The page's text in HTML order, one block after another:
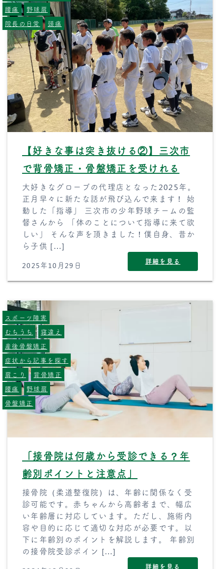
【好きな事は突き抜ける②】三次市
で背骨矯正・骨盤矯正を受けれる
大好きなグローブの代理店となった2025年。
正月早々に新たな話が飛び込んで来ます！ 始
動した「指導」 三次市の少年野球チームの監
督さんから 「体のことについて指導に来て欲
しい」 そんな声を頂きました！僕自身、昔か
ら子供 […]
2025年10月29日 詳細を見る
腰痛
野球肩
院長の日常
頭痛
「接骨院は何歳から受診できる？年
齢別ポイントと注意点」
接骨院（柔道整復院）は、年齢に関係なく受
診可能です。赤ちゃんから高齢者まで、幅広
い年齢層に対応しています。ただし、施術内
容や目的に応じて適切な対応が必要です。以
下に年齢別のポイントを解説します。 年齢別
の接骨院受診ポイン […]
詳細を見る
スポーツ障害
むちうち
寝違え
産後骨盤矯正
症状から記事を探す
肩こり
背骨矯正
腰痛
野球肩
骨盤矯正